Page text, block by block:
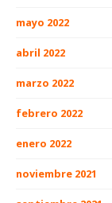
mayo 2022
abril 2022
marzo 2022
febrero 2022
enero 2022
noviembre 2021